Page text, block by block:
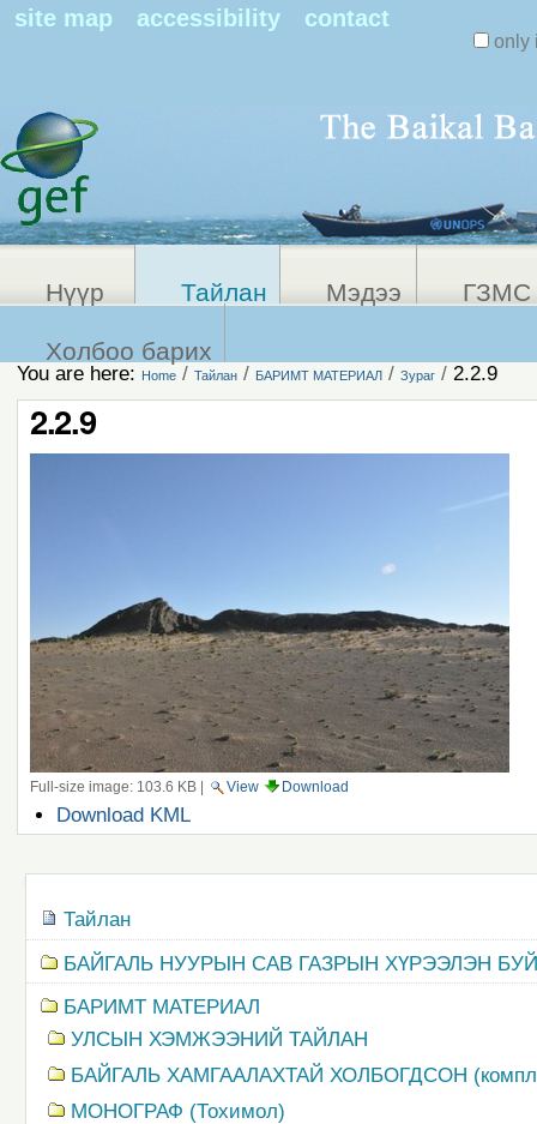
site map accessibility contact
only
Нүүр Тайлан Мэдээ ГЗМС
Холбоо барих
You are here: Home / Тайлан / БАРИМТ МАТЕРИАЛ / Зураг / 2.2.9
2.2.9
Full-size image: 103.6 KB| View Download
Document
Actions
Download KML
Тайлан
БАЙГАЛЬ НУУРЫН САВ ГАЗРЫН ХҮРЭЭЛЭН
БАРИМТ МАТЕРИАЛ
УЛСЫН ХЭМЖЭЭНИЙ ТАЙЛАН
БАЙГАЛЬ ХАМГААЛАХТАЙ ХОЛБОГДСОН
MОНОГРАФ (Тохимол)